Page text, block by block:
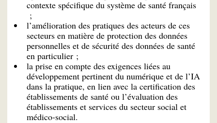
contexte spécifique du système de santé français
;
l’amélioration des pratiques des acteurs de ces
secteurs en matière de protection des données
personnelles et de sécurité des données de santé
en particulier ;
la prise en compte des exigences liées au
développement pertinent du numérique et de l’IA
dans la pratique, en lien avec la certification des
établissements de santé ou l’évaluation des
établissements et services du secteur social et
médico-social.